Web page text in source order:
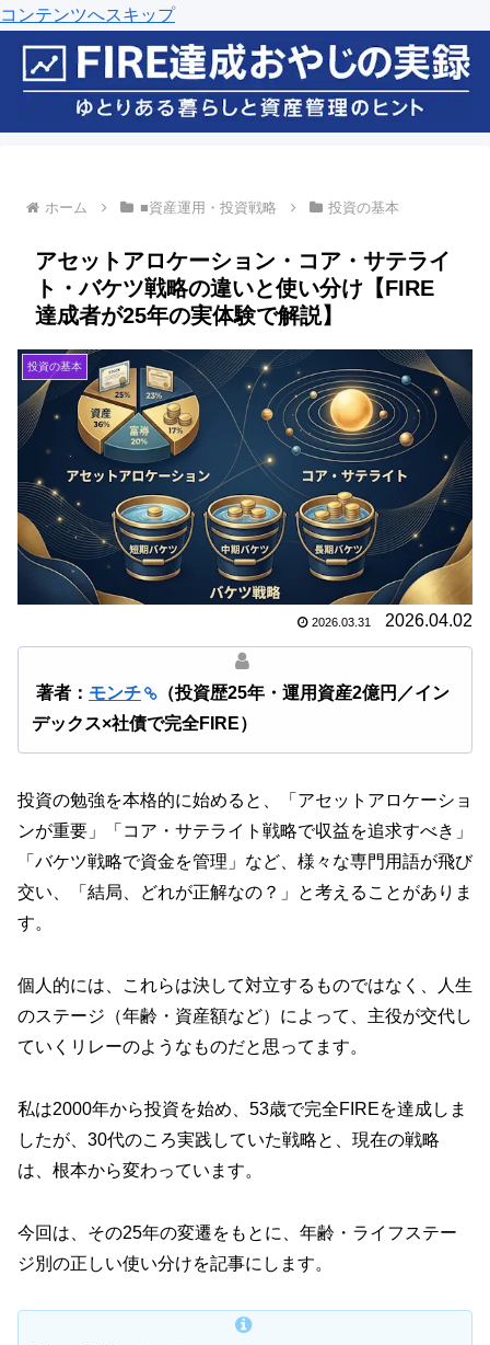
コンテンツへスキップ
ホーム ■資産運用・投資戦略 投資の基本
アセットアロケーション・コア・サテライ
ト・バケツ戦略の違いと使い分け【FIRE
達成者が25年の実体験で解説】
投資の基本
2026.03.31 2026.04.02
著者： モンチ
（投資歴25年・運用資産2億円／イン
デックス×社債で完全FIRE）
投資の勉強を本格的に始めると、「アセットアロケーショ
ンが重要」「コア・サテライト戦略で収益を追求すべき」
「バケツ戦略で資金を管理」など、様々な専門用語が飛び
交い、「結局、どれが正解なの？」と考えることがありま
す。
個人的には、これらは決して対立するものではなく、人生
のステージ（年齢・資産額など）によって、主役が交代し
ていくリレーのようなものだと思ってます。
私は2000年から投資を始め、53歳で完全FIREを達成しま
したが、30代のころ実践していた戦略と、現在の戦略
は、根本から変わっています。
今回は、その25年の変遷をもとに、年齢・ライフステー
ジ別の正しい使い分けを記事にします。